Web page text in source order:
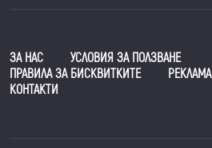
ЗА НАС
УСЛОВИЯ ЗА ПОЛЗВАНЕ
ПРАВИЛА ЗА БИСКВИТКИТЕ
РЕКЛАМА
КОНТАКТИ